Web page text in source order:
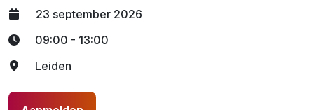
23 september 2026
09:00 - 13:00
Leiden